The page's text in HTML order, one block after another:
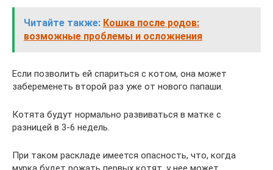
Читайте также: Кошка после родов:
возможные проблемы и осложнения
Если позволить ей спариться с котом, она может
забеременеть второй раз уже от нового папаши.
Котята будут нормально развиваться в матке с
разницей в 3-6 недель.
При таком раскладе имеется опасность, что, когда